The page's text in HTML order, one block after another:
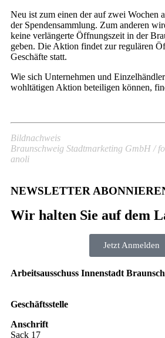
Neu ist zum einen der auf zwei Wochen
der Spendensammlung. Zum anderen
keine verlängerte Öffnungszeit in der
geben. Die Aktion findet zur regulären
Geschäfte statt.
Wie sich Unternehmen und
wohltätigen Aktion beteiligen können,
Bildnachweis
Braunschweig Stadtmarketing GmbH /
anoli
NEWSLETTER
Wir halten Sie auf dem
Jetzt Anmelden
Arbeitsausschuss Innenstadt
Geschäftsstelle
Anschrift
Sack 17